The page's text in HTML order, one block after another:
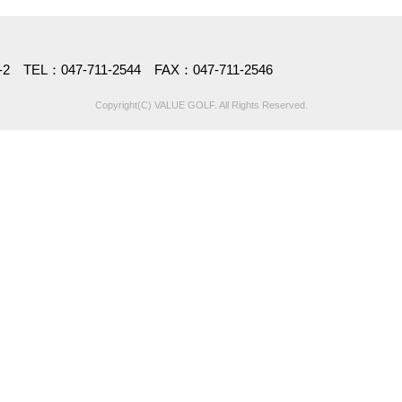
2 TEL：047-711-2544 FAX：047-711-2546
Copyright(C) VALUE GOLF. All Rights Reserved.